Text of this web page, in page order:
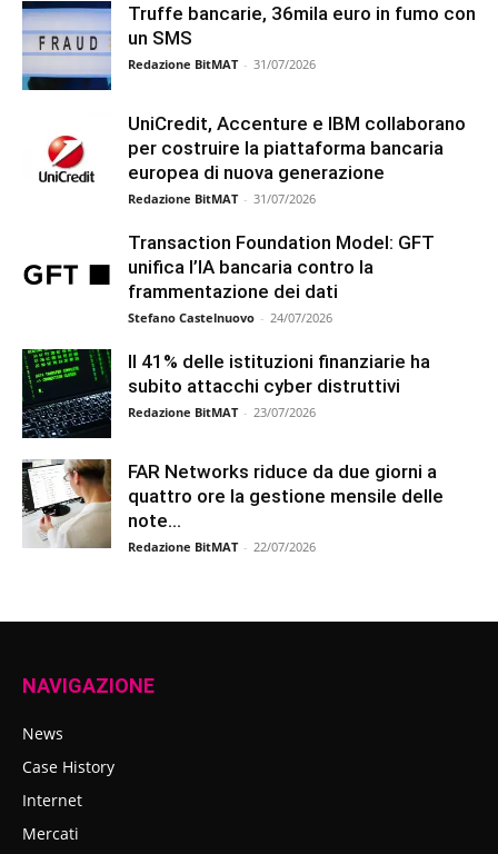
Truffe bancarie, 36mila euro in fumo con
un SMS
Redazione BitMAT - 31/07/2026
UniCredit, Accenture e IBM collaborano
per costruire la piattaforma bancaria
europea di nuova generazione
Redazione BitMAT - 31/07/2026
Transaction Foundation Model: GFT
unifica l’IA bancaria contro la
frammentazione dei dati
Stefano Castelnuovo - 24/07/2026
Il 41% delle istituzioni finanziarie ha
subito attacchi cyber distruttivi
Redazione BitMAT - 23/07/2026
FAR Networks riduce da due giorni a
quattro ore la gestione mensile delle
note...
Redazione BitMAT - 22/07/2026
NAVIGAZIONE
News
Case History
Internet
Mercati